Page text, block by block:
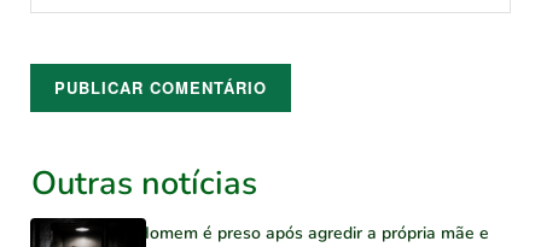
Outras notícias
Homem é preso após agredir a própria mãe e